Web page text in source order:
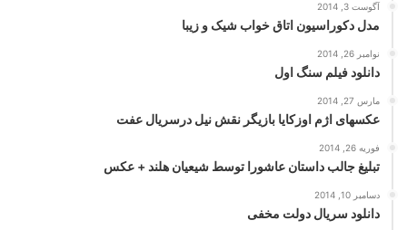
آگوست 3, 2014
مدل دکوراسیون اتاق خواب شیک و زیبا
نوامبر 26, 2014
دانلود فیلم سنگ اول
مارس 27, 2014
عکسهای اژم اوزکایا بازیگر نقش نیل درسریال عفت
فوریه 26, 2014
تبلیغ جالب داستان عاشورا توسط شیعیان هلند + عکس
دسامبر 10, 2014
دانلود سریال دولت مخفی